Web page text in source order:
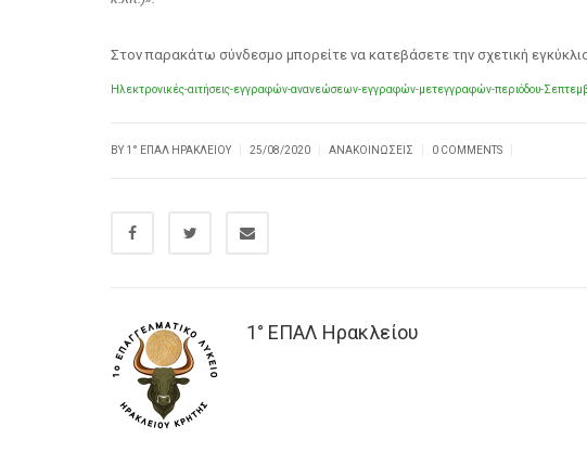
Στον παρακάτω σύνδεσμο μπορείτε να κατεβάσετε την σχετική
Ηλεκτρονικές-αιτήσεις-εγγραφών-ανανεώσεων-εγγραφών-μετεγγραφών-περιόδου-
BY1° ΕΠΑΛ ΗΡΑΚΛΕΊΟΥ 25/08/2020 ΑΝΑΚΟΙΝΏΣΕΙΣ 0 COMMENTS
1° ΕΠΑΛ Ηρακλείου